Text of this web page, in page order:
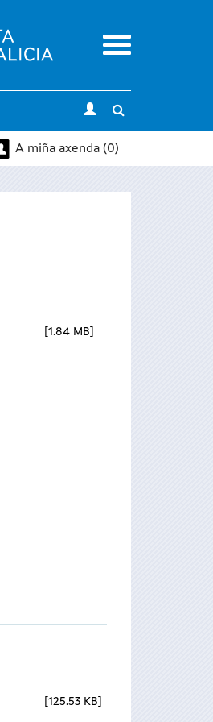
Menu
search
A miña axenda (0)
1.84 MB
125.53 KB